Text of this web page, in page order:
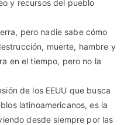
y recursos del pueblo
pero nadie sabe cómo
muerte, hambre y
en el tiempo, pero no la
de los EEUU que busca
latinoamericanos, es la
desde siempre por las